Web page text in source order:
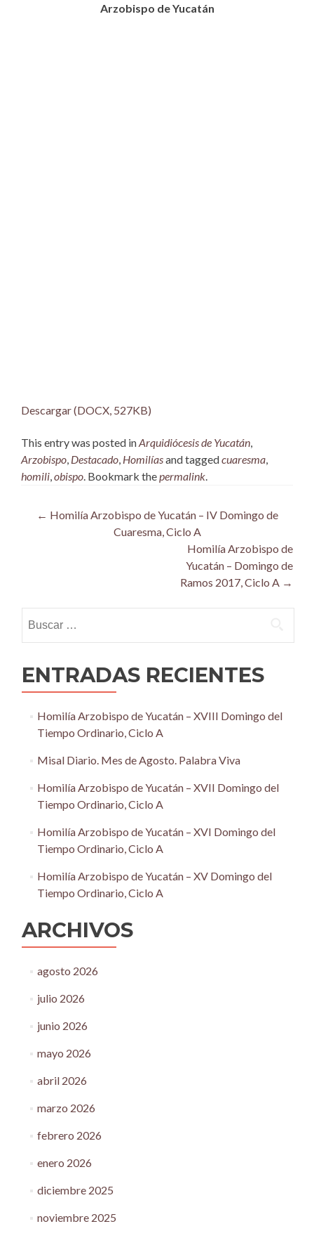
Arzobispo de Yucatán
Descargar (DOCX, 527KB)
This entry was posted inArquidiócesis de Yucatán
Arzobispo Destacado Homilíasand taggedcuaresma
homili obispo . Bookmark the permalink
Post
navigation
← Homilía Arzobispo de Yucatán – IV Domingo de
Cuaresma, Ciclo A
Homilía Arzobispo de
Yucatán – Domingo de
Ramos 2017, Ciclo A →
ENTRADAS RECIENTES
Homilía Arzobispo de Yucatán – XVIII Domingo del
Tiempo Ordinario, Ciclo A
Misal Diario. Mes de Agosto. Palabra Viva
Homilía Arzobispo de Yucatán – XVII Domingo del
Tiempo Ordinario, Ciclo A
Homilía Arzobispo de Yucatán – XVI Domingo del
Tiempo Ordinario, Ciclo A
Homilía Arzobispo de Yucatán – XV Domingo del
Tiempo Ordinario, Ciclo A
ARCHIVOS
agosto 2026
julio 2026
junio 2026
mayo 2026
abril 2026
marzo 2026
febrero 2026
enero 2026
diciembre 2025
noviembre 2025